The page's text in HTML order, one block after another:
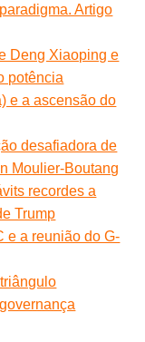
Artigo
Deng Xiaoping e
potência
e a ascensão do
desafiadora de
Moulier-Boutang
recordes a
Trump
e a reunião do G-